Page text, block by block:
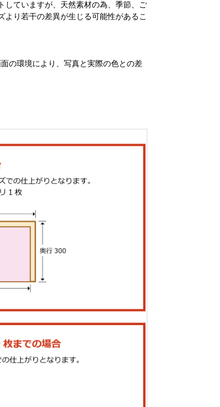
ていますが、天然素材の為、季節、ご
り若干の差異が生じる可能性があるこ
の環境により、写真と実際の色との差